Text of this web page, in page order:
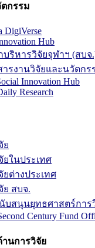
กรรม
DigiVerse
Hub
บริหารวิจัยจุฬาฯ (สบจ
ารงานวิจัยและนวัตกร
Innovation Hub
Research
ย
ยในประเทศ
ต่างประเทศ
ย สบจ.
บสนุนยุทธศาสตร์การ
Century Fund
นการวิจัย